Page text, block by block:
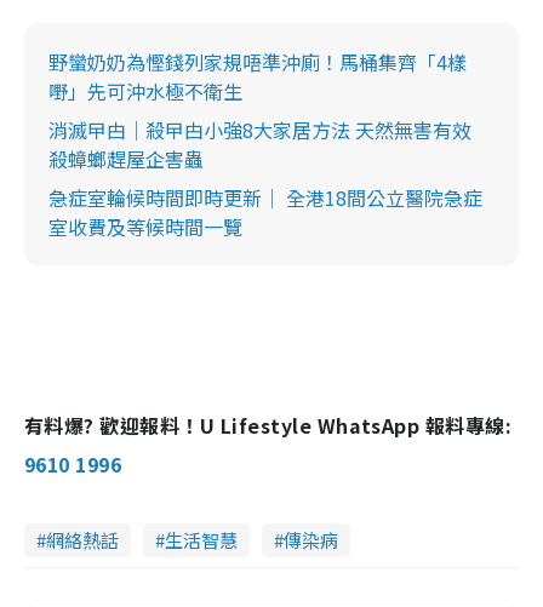
野蠻奶奶為慳錢列家規唔準沖廁！馬桶集齊「4樣
嘢」先可沖水極不衛生
消滅曱甴｜殺曱甴小強8大家居方法 天然無害有效
殺蟑螂趕屋企害蟲
急症室輪候時間即時更新｜ 全港18間公立醫院急症
室收費及等候時間一覽
有料爆? 歡迎報料！U Lifestyle WhatsApp 報料專線:
9610 1996
網絡熱話 生活智慧 傳染病